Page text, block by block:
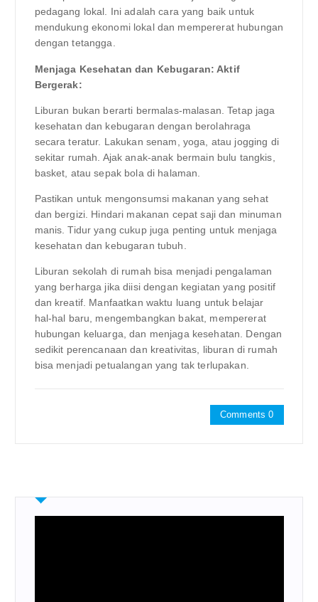
pedagang lokal. Ini adalah cara yang baik untuk
mendukung ekonomi lokal dan mempererat hubungan
dengan tetangga.
Menjaga Kesehatan dan Kebugaran: Aktif
Bergerak:
Liburan bukan berarti bermalas-malasan. Tetap jaga
kesehatan dan kebugaran dengan berolahraga
secara teratur. Lakukan senam, yoga, atau jogging di
sekitar rumah. Ajak anak-anak bermain bulu tangkis,
basket, atau sepak bola di halaman.
Pastikan untuk mengonsumsi makanan yang sehat
dan bergizi. Hindari makanan cepat saji dan minuman
manis. Tidur yang cukup juga penting untuk menjaga
kesehatan dan kebugaran tubuh.
Liburan sekolah di rumah bisa menjadi pengalaman
yang berharga jika diisi dengan kegiatan yang positif
dan kreatif. Manfaatkan waktu luang untuk belajar
hal-hal baru, mengembangkan bakat, mempererat
hubungan keluarga, dan menjaga kesehatan. Dengan
sedikit perencanaan dan kreativitas, liburan di rumah
bisa menjadi petualangan yang tak terlupakan.
Comments 0